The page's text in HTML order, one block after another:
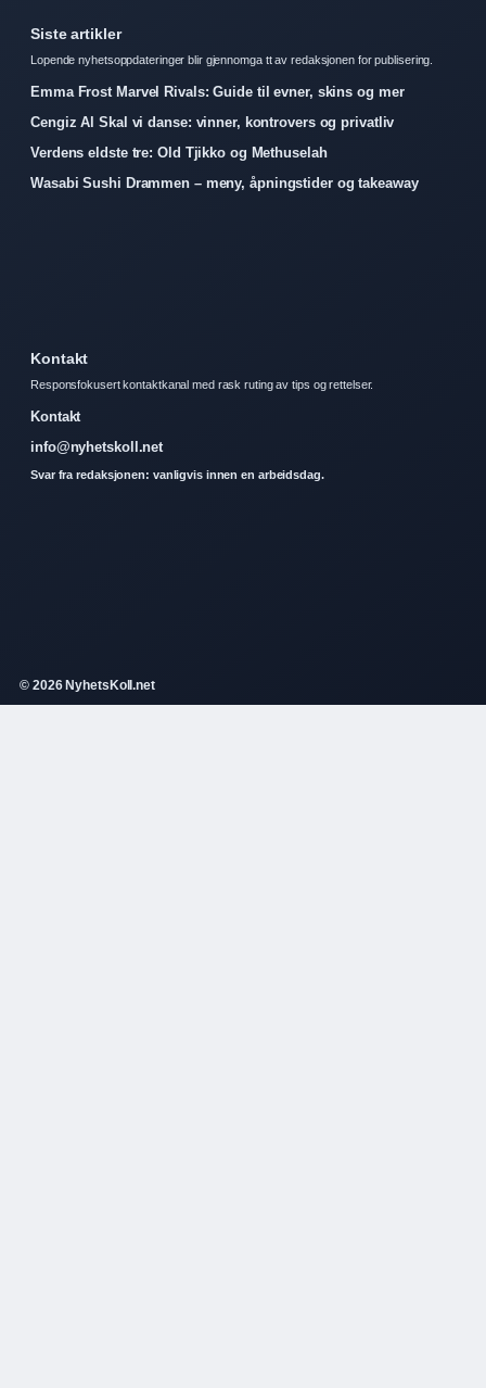
Siste artikler
Lopende nyhetsoppdateringer blir gjennomga tt av redaksjonen for publisering.
Emma Frost Marvel Rivals: Guide til evner, skins og mer
Cengiz Al Skal vi danse: vinner, kontrovers og privatliv
Verdens eldste tre: Old Tjikko og Methuselah
Wasabi Sushi Drammen – meny, åpningstider og takeaway
Kontakt
Responsfokusert kontaktkanal med rask ruting av tips og rettelser.
Kontakt
info@nyhetskoll.net
Svar fra redaksjonen: vanligvis innen en arbeidsdag.
© 2026 NyhetsKoll.net